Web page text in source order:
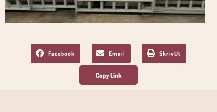
Facebook Email SkrivUt